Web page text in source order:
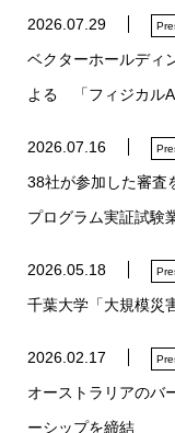
2026.07.29
ベクターホールディ
よる 「フィジカル
2026.07.16
38社が参加した審査
プログラム実証試験
2026.05.18
千葉大学「大規模災
2026.02.17
オーストラリアのバ
ーシップを締結